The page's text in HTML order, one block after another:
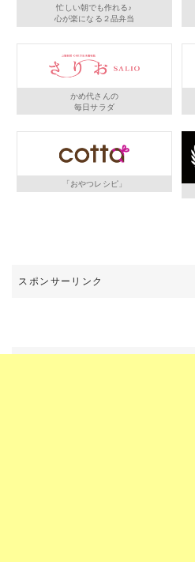
忙しい朝でも作れる♪
心が楽になる２品弁当
かめ代さんの
毎日サラダ
「おやつレシピ」